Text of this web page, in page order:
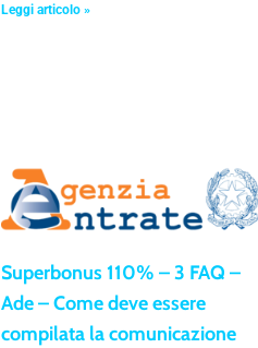
Leggi articolo »
Superbonus 110% – 3 FAQ –
Ade – Come deve essere
compilata la comunicazione